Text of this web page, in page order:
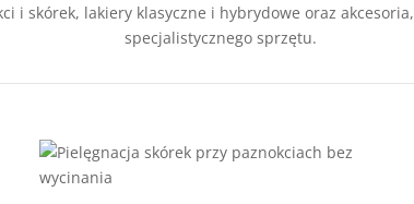
i skórek, lakiery klasyczne i hybrydowe oraz
specjalistycznego sprzętu.